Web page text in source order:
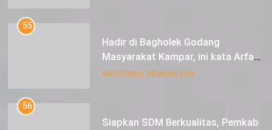
55
Hadir di Bagholek Godang
Masyarakat Kampar, ini kata Arfan
Usman
INFOTORIAL PEMKAB SIAK
56
Siapkan SDM Berkualitas, Pemkab